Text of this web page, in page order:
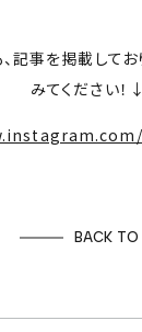
事を掲載してお
みてください
BACK TO